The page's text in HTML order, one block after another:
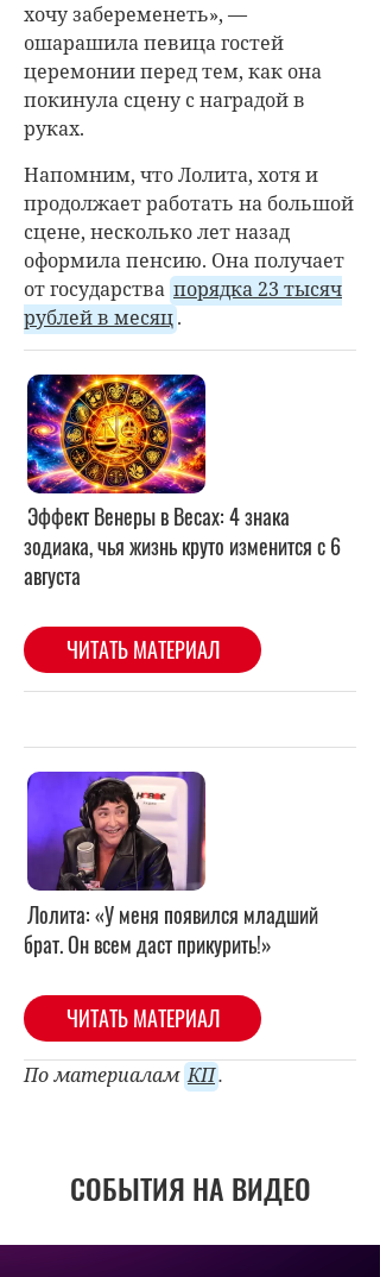
хочу забеременеть», —
ошарашила певица гостей
церемонии перед тем, как она
покинула сцену с наградой в
руках.
Напомним, что Лолита, хотя и
продолжает работать на большой
сцене, несколько лет назад
оформила пенсию. Она получает
от государства порядка 23 тысяч
рублей в месяц.
Лолита: «У меня появился младший
брат. Он всем даст прикурить!»
ЧИТАТЬ МАТЕРИАЛ
По материалам КП.
СОБЫТИЯ НА ВИДЕО